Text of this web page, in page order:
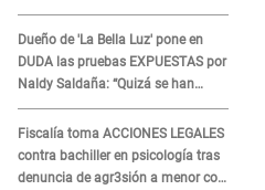
Dueño de 'La Bella Luz' pone en
DUDA las pruebas EXPUESTAS por
Naldy Saldaña: “Quizá se han
editado...”
Fiscalía toma ACCIONES LEGALES
contra bachiller en psicología tras
denuncia de agr3sión a menor con